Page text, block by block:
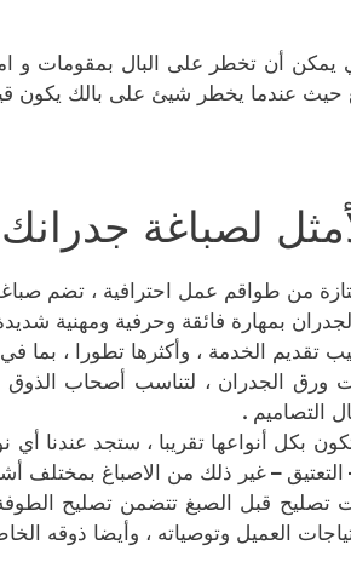
يمكن أن تخطر على البال بمقومات و
حيث عندما يخطر شيئ على بالك يكون
لصباغة
من طواقم عمل احترافية ، تضم
بمهارة فائقة وحرفية ومهنية
تقديم الخدمة ، وأكثرها تطورا ، بما
ورق الجدران ، لتناسب أصحاب الذوق
التصاميم .
بكل أنواعها تقريبا ، ستجد عندنا
التعتيق – غير ذلك من الاصباغ بمختلف
تصليح قبل الصبغ تتضمن تصليح
العميل وتوصياته ، وأيضا ذوقه